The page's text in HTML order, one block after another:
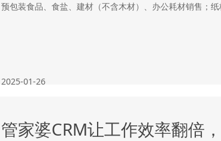
预包装食品、食盐、建材（不含木材）、办公耗材销售；
2025-01-26
管家婆CRM让工作效率翻倍